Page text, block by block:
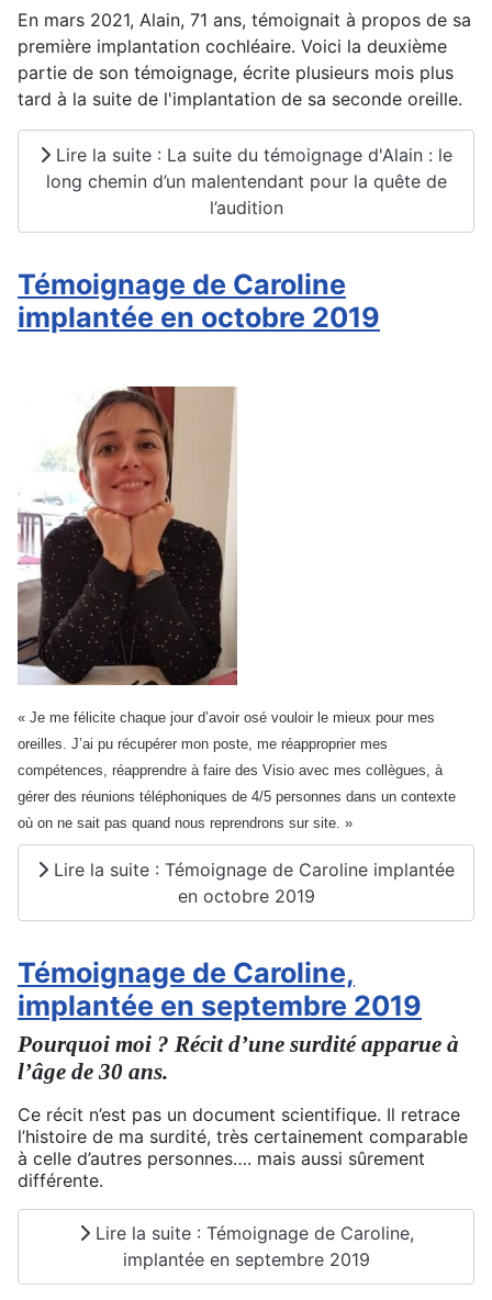
En mars 2021, Alain, 71 ans, témoignait à propos de sa
première implantation cochléaire. Voici la deuxième
partie de son témoignage, écrite plusieurs mois plus
tard à la suite de l'implantation de sa seconde oreille.
Lire la suite : La suite du témoignage d'Alain : le
long chemin d’un malentendant pour la quête de
l’audition
Témoignage de Caroline
implantée en octobre 2019
« Je me félicite chaque jour d’avoir osé vouloir le mieux pour mes
oreilles. J’ai pu récupérer mon poste, me réapproprier mes
compétences, réapprendre à faire des Visio avec mes collègues, à
gérer des réunions téléphoniques de 4/5 personnes dans un contexte
où on ne sait pas quand nous reprendrons sur site. »
Lire la suite : Témoignage de Caroline implantée
en octobre 2019
Témoignage de Caroline,
implantée en septembre 2019
Pourquoi moi ? Récit d’une surdité apparue à
l’âge de 30 ans.
Ce récit n’est pas un document scientifique. Il retrace
l’histoire de ma surdité, très certainement comparable
à celle d’autres personnes…. mais aussi sûrement
différente.
Lire la suite : Témoignage de Caroline,
implantée en septembre 2019